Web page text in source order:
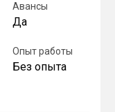
Авансы
Да
Опыт работы
Без опыта